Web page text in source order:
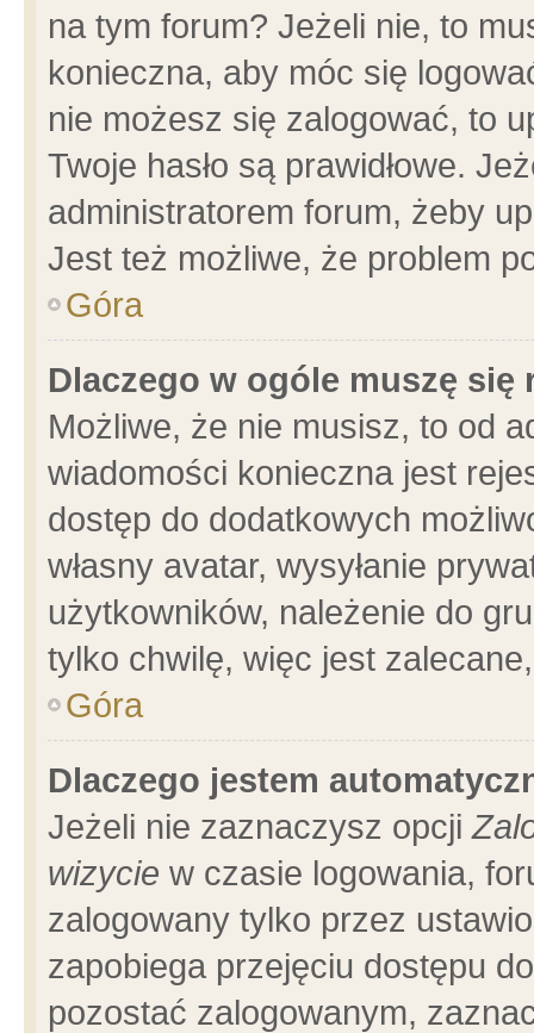
na tym forum? Jeżeli nie, to
konieczna, aby móc się
nie możesz się zalogować, to
Twoje hasło są prawidłowe.
administratorem forum, żeby
Jest też możliwe, że problem
Góra
Dlaczego w ogóle muszę się
Możliwe, że nie musisz, to od
wiadomości konieczna jest
dostęp do dodatkowych
własny avatar, wysyłanie
użytkowników, należenie do
tylko chwilę, więc jest
Góra
Dlaczego jestem
Jeżeli nie zaznaczysz opcji
wizycie w czasie logowania,
zalogowany tylko przez
zapobiega przejęciu dostępu
pozostać zalogowanym,